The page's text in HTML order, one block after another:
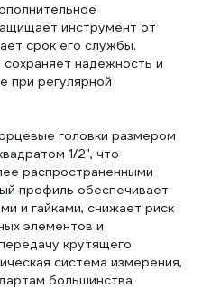
инструмент от
срок его службы.
надежность и
при регулярной
головки размером
1/2", что
распространенными
профиль обеспечивает
и гайками, снижает риск
элементов и
крутящего
система измерения,
большинства